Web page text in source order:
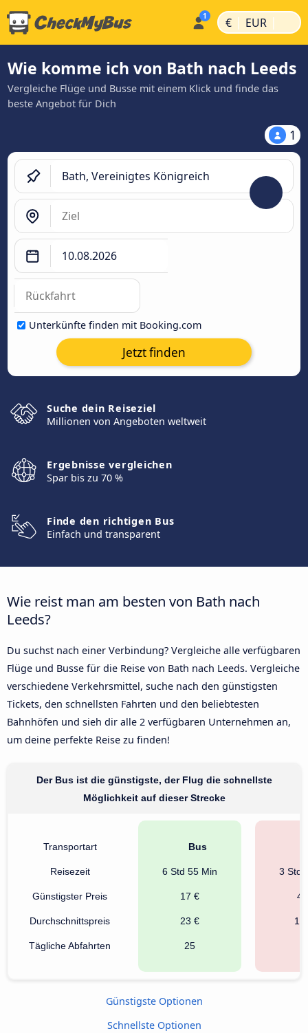
€ | EUR |
Wie komme ich von Bath nach Leeds
Vergleiche Flüge und Busse mit einem Klick und finde das
beste Angebot für Dich
1
Unterkünfte finden mit Booking.com
Jetzt finden
Suche dein Reiseziel
Millionen von Angeboten weltweit
Ergebnisse vergleichen
Spar bis zu 70 %
Finde den richtigen Bus
Einfach und transparent
Wie reist man am besten von Bath nach
Leeds?
Du suchst nach einer Verbindung? Vergleiche alle verfügbaren
Flüge und Busse für die Reise von Bath nach Leeds. Vergleiche
verschiedene Verkehrsmittel, suche nach den günstigsten
Tickets, den schnellsten Fahrten und den beliebtesten
Bahnhöfen und sieh dir alle 2 verfügbaren Unternehmen an,
um deine perfekte Reise zu finden!
Der Bus ist die günstigste, der Flug die schnellste
Möglichkeit auf dieser Strecke
Transportart
Reisezeit
Günstigster Preis
Durchschnittspreis
Tägliche Abfahrten
Bus
6 Std 55 Min
17 €
23 €
25
3 Std
Günstigste Optionen
Schnellste Optionen